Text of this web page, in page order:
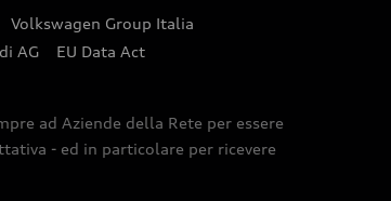
Volkswagen Group Italia
AG EU Data Act
ad Aziende della Rete per essere
- ed in particolare per ricevere